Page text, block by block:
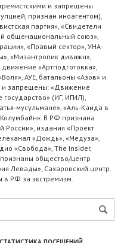
и запрещены
признан иноагентом),
партия», «Свидетели
общенациональный союз»,
«Правый сектор», УНА-
«Мизантропик дивижн»,
«Артподготовка»,
АУЕ, батальоны «Азов» и
и запрещены: «Движение
(ИГ, ИГИЛ),
мусульмане», «Аль-Каида в
В РФ признана
России», издания «Проект
«Дождь», «Медуза»,
«Свобода», The Insider,
общество/центр
Левады», Сахаровский центр.
РФ за экстремизм.